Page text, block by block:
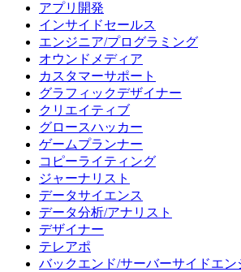
アプリ開発
インサイドセールス
エンジニア/プログラミング
オウンドメディア
カスタマーサポート
グラフィックデザイナー
クリエイティブ
グロースハッカー
ゲームプランナー
コピーライティング
ジャーナリスト
データサイエンス
データ分析/アナリスト
デザイナー
テレアポ
バックエンド/サーバーサイドエン